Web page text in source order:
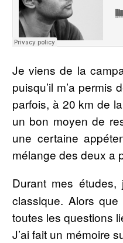
Je viens de la
puisqu’il m’a
parfois, à 20 km de
un bon moyen de
une certaine
mélange des deux a
Durant mes
classique. Alors
toutes les questions
J’ai fait un mémoire